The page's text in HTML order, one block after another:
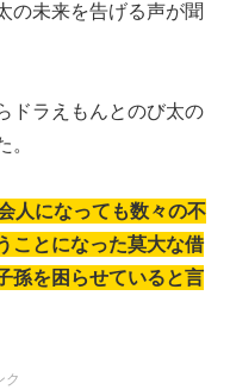
の未来を告げる声が聞
ドラえもんとのび太の
。
人になっても数々の不
ことになった莫大な借
孫を困らせていると言
ク